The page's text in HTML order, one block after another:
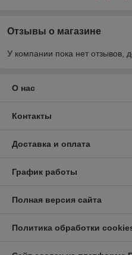
Отзывы о магазине
У компании пока нет отзывов,
О нас
Контакты
Доставка и оплата
График работы
Полная версия сайта
Политика обработки